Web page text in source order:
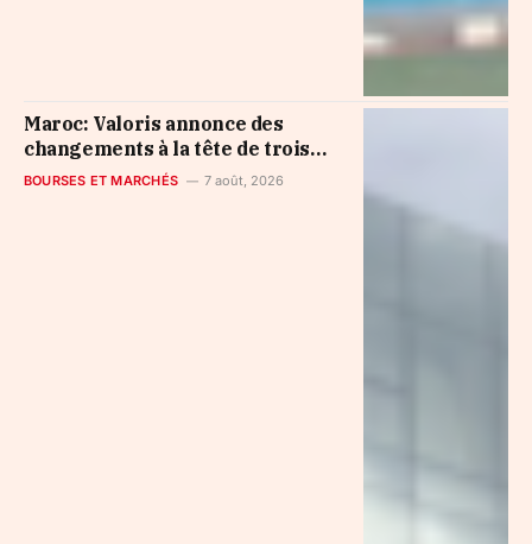
Maroc: Valoris annonce des
changements à la tête de trois
filiales
BOURSES ET MARCHÉS 7 août, 2026